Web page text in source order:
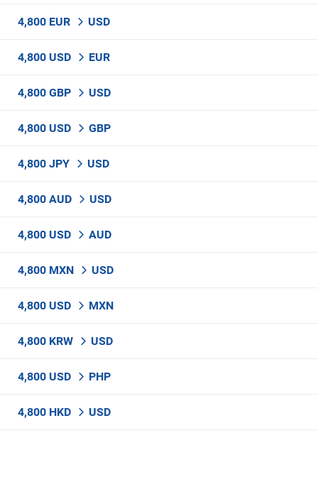
4,800 EUR USD
4,800 USD EUR
4,800 GBP USD
4,800 USD GBP
4,800 JPY USD
4,800 AUD USD
4,800 USD AUD
4,800 MXN USD
4,800 USD MXN
4,800 KRW USD
4,800 USD PHP
4,800 HKD USD